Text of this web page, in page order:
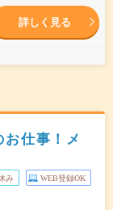
詳しく見る
仕事！メ
み WEB登録OK